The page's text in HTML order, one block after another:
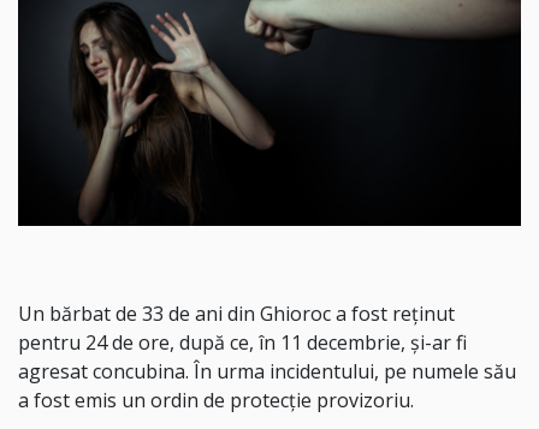
Un bărbat de 33 de ani din Ghioroc a fost reținut
pentru 24 de ore, după ce, în 11 decembrie, și-ar fi
agresat concubina. În urma incidentului, pe numele său
a fost emis un ordin de protecție provizoriu.